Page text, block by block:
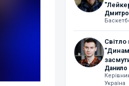
Світло
Данило
Україна